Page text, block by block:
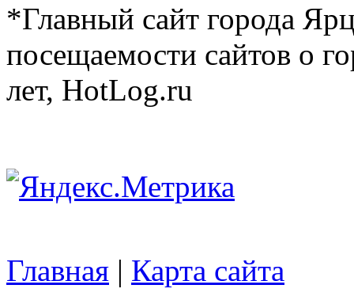
*Главный сайт города
посещаемости сайтов о
лет, HotLog.ru
Главная | Карта сайта